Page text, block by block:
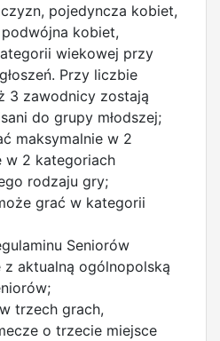
pojedyncza kobiet,
kobiet,
wiekowej przy
Przy liczbie
3 zawodnicy zostają
do grupy młodszej;
maksymalnie w 2
w 2 kategoriach
rodzaju gry;
grać w kategorii
Seniorów
aktualną ogólnopolską
trzech grach,
o trzecie miejsce